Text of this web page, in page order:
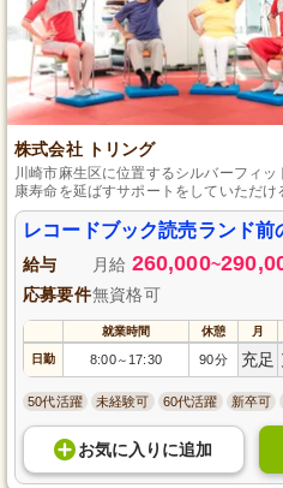
株式会社 トリング
川崎市麻生区に位置するシルバーフィ
康寿命を延ばすサポートをしていただ
問で、研修制度ありのため未経験者で
まとのコミュニケーションを大切にし
レコードブック読売ランド
給与 月給 260,000~
応募要件無資格可
就業時間 休憩 月
日勤 8:00～ 17:30 90分 充足
50代活躍 未経験可 60代活躍 新卒可
お気に入り に追加